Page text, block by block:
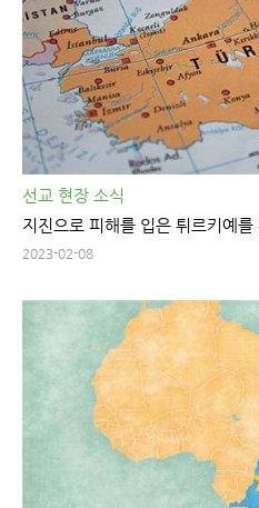
선교 현장 소식
지진으로 피해를 입은 튀르키예
2023-02-08